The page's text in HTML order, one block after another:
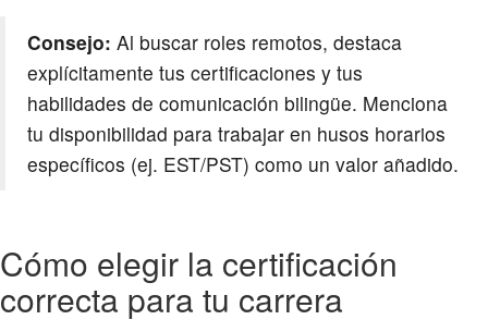
Consejo: Al buscar roles remotos, destaca
explícitamente tus certificaciones y tus
habilidades de comunicación bilingüe. Menciona
tu disponibilidad para trabajar en husos horarios
específicos (ej. EST/PST) como un valor añadido.
Cómo elegir la certificación
correcta para tu carrera